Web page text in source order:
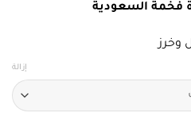
فخمة السعودية
وخرز
إزالة
بالخرز